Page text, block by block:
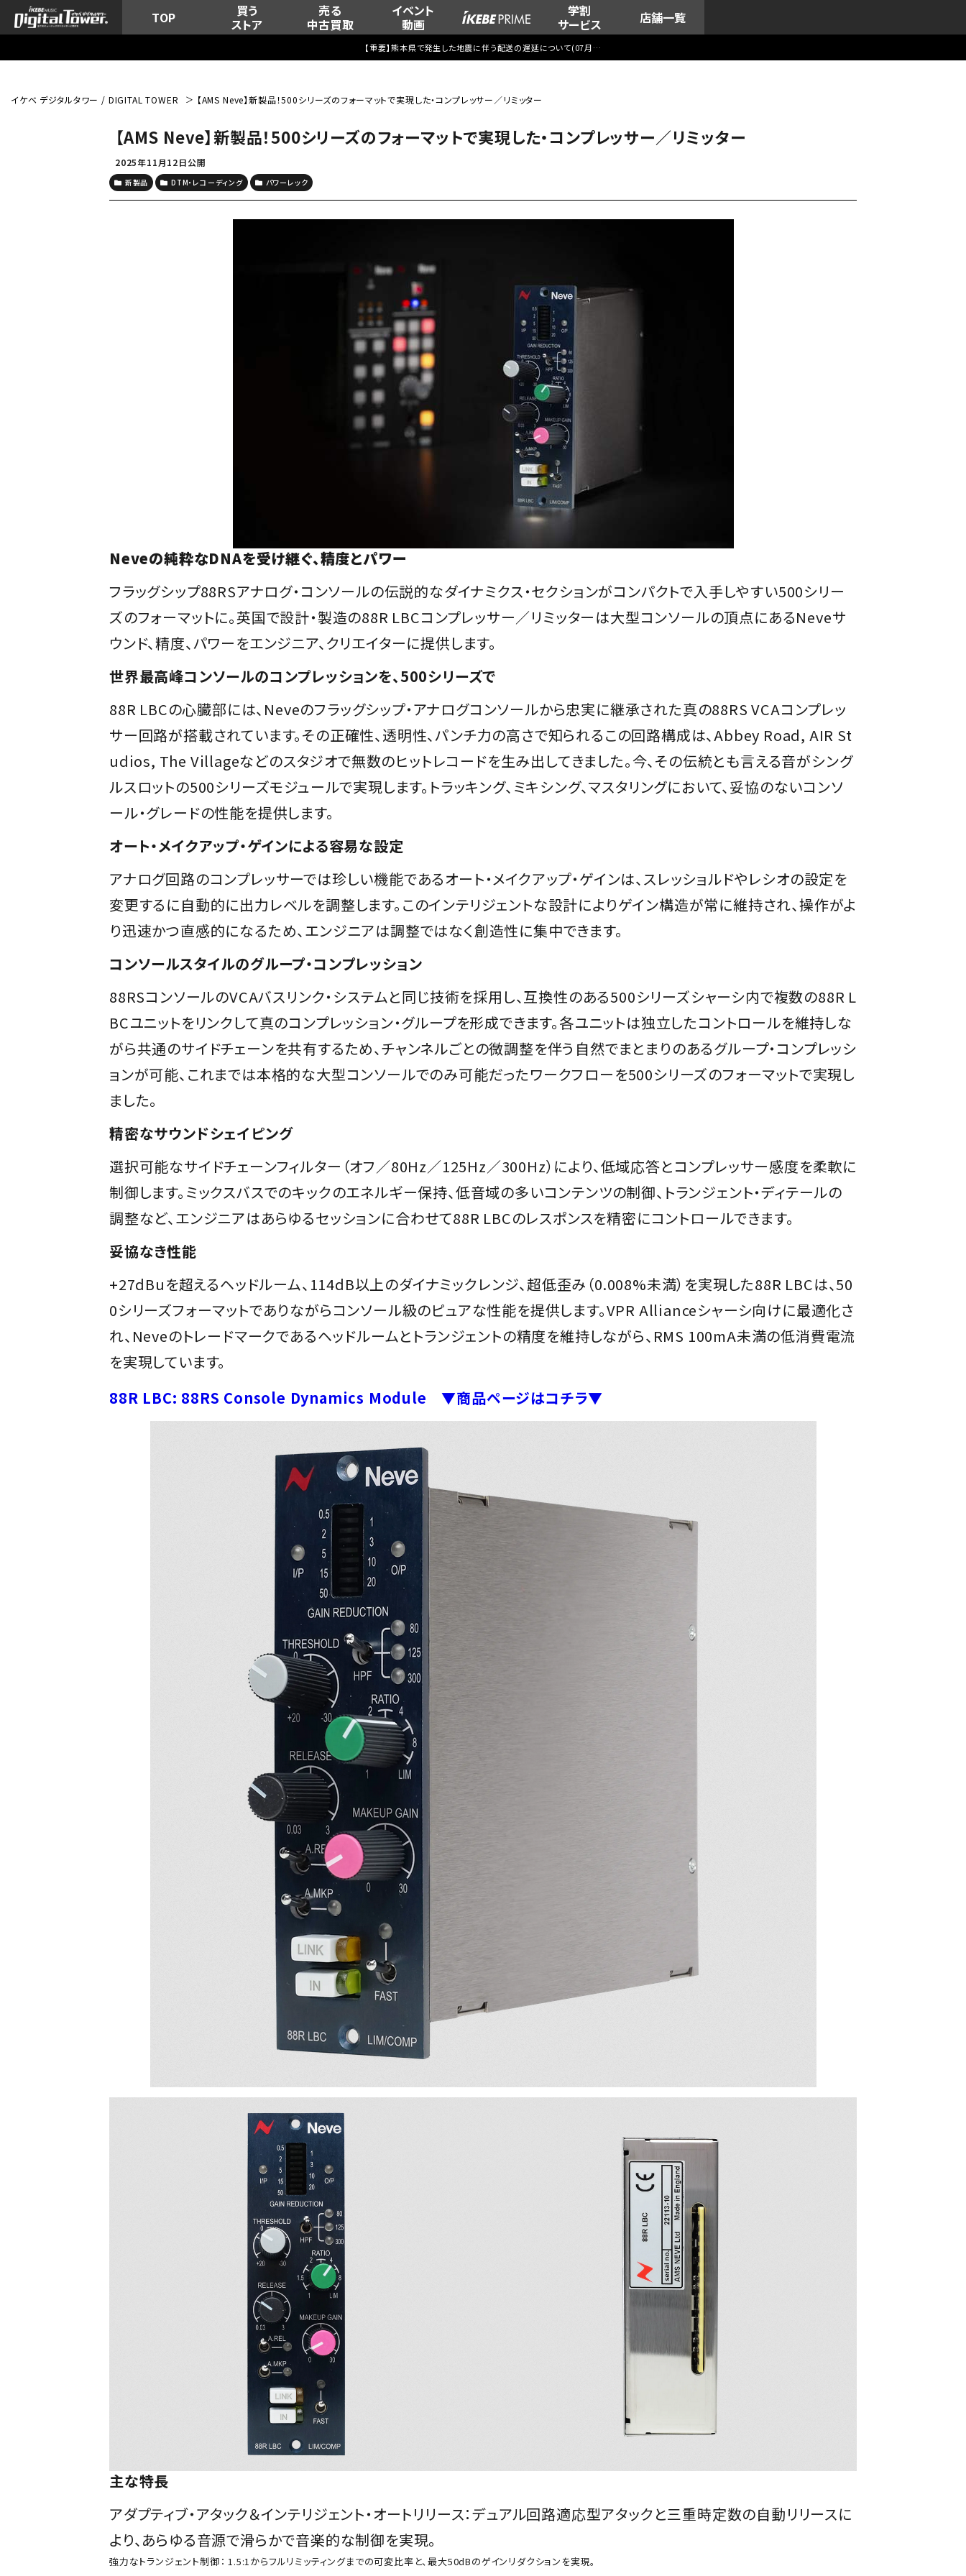
TOP
買う
ストア
売る
中古買取
イベント
動画
学割
サービス
店舗一覧
【重要】熊本県で発生した地震に伴う配送の遅延について(07月29日
イケベ デジタルタワー / DIGITAL TOWER 【AMS Neve】新製品！500シリーズのフォーマットで実現した・コンプレッサー／リミッター
【AMS Neve】新製品！500シリーズのフォーマットで実現した・コンプレッサー／リミッター
2025年11月12日公開
新製品 DTM・レコーディング パワーレック
Neveの純粋なDNAを受け継ぐ、精度とパワー
フラッグシップ88RSアナログ・コンソールの伝説的なダイナミクス・セクションがコンパクトで入手しやすい500シリー
ズのフォーマットに。英国で設計・製造の88R LBCコンプレッサー／リミッターは大型コンソールの頂点にあるNeveサ
ウンド、精度、パワーをエンジニア、クリエイターに提供します。
世界最高峰コンソールのコンプレッションを、500シリーズで
88R LBCの心臓部には、Neveのフラッグシップ・アナログコンソールから忠実に継承された真の88RS VCAコンプレッ
サー回路が搭載されています。その正確性、透明性、パンチ力の高さで知られるこの回路構成は、Abbey Road, AIR St
udios, The Villageなどのスタジオで無数のヒットレコードを生み出してきました。今、その伝統とも言える音がシング
ルスロットの500シリーズモジュールで実現します。トラッキング、ミキシング、マスタリングにおいて、妥協のないコンソ
ール・グレードの性能を提供します。
オート・メイクアップ・ゲインによる容易な設定
アナログ回路のコンプレッサーでは珍しい機能であるオート・メイクアップ・ゲインは、スレッショルドやレシオの設定を
変更するに自動的に出力レベルを調整します。このインテリジェントな設計によりゲイン構造が常に維持され、操作がよ
り迅速かつ直感的になるため、エンジニアは調整ではなく創造性に集中できます。
コンソールスタイルのグループ・コンプレッション
88RSコンソールのVCAバスリンク・システムと同じ技術を採用し、互換性のある500シリーズシャーシ内で複数の88R L
BCユニットをリンクして真のコンプレッション・グループを形成できます。各ユニットは独立したコントロールを維持しな
がら共通のサイドチェーンを共有するため、チャンネルごとの微調整を伴う自然でまとまりのあるグループ・コンプレッシ
ョンが可能、これまでは本格的な大型コンソールでのみ可能だったワークフローを500シリーズのフォーマットで実現し
ました。
精密なサウンドシェイピング
選択可能なサイドチェーンフィルター（オフ／80Hz／125Hz／300Hz）により、低域応答とコンプレッサー感度を柔軟に
制御します。ミックスバスでのキックのエネルギー保持、低音域の多いコンテンツの制御、トランジェント・ディテールの
調整など、エンジニアはあらゆるセッションに合わせて88R LBCのレスポンスを精密にコントロールできます。
妥協なき性能
+27dBuを超えるヘッドルーム、114dB以上のダイナミックレンジ、超低歪み（0.008%未満）を実現した88R LBCは、50
0シリーズフォーマットでありながらコンソール級のピュアな性能を提供します。VPR Allianceシャーシ向けに最適化さ
れ、Neveのトレードマークであるヘッドルームとトランジェントの精度を維持しながら、RMS 100mA未満の低消費電流
を実現しています。
88R LBC: 88RS Console Dynamics Module ▼商品ページはコチラ▼
主な特長
アダプティブ・アタック＆インテリジェント・オートリリース：デュアル回路適応型アタックと三重時定数の自動リリースに
より、あらゆる音源で滑らかで音楽的な制御を実現。
強力なトランジェント制御： 1.5:1からフルリミッティングまでの可変比率と、最大50dBのゲインリダクションを実現。